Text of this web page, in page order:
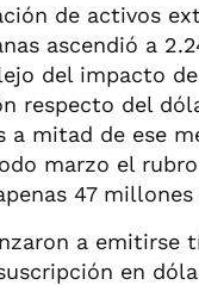
de activos
ascendió a
del impacto
respecto del
a mitad de ese
marzo el
47 millones
a emitirse
en